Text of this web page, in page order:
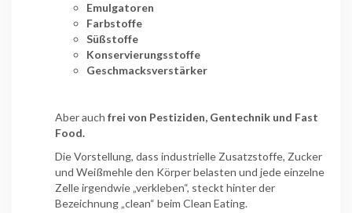
Emulgatoren
Farbstoffe
Süßstoffe
Konservierungsstoffe
Geschmacksverstärker
Aber auch frei von Pestiziden, Gentechnik und Fast
Food.
Die Vorstellung, dass industrielle Zusatzstoffe, Zucker
und Weißmehle den Körper belasten und jede einzelne
Zelle irgendwie „verkleben“, steckt hinter der
Bezeichnung „clean“ beim Clean Eating.